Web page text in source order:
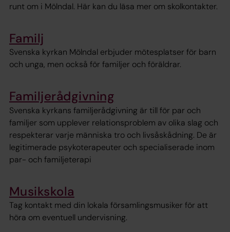
runt om i Mölndal. Här kan du läsa mer om skolkontakter.
Familj
Svenska kyrkan Mölndal erbjuder mötesplatser för barn
och unga, men också för familjer och föräldrar.
Familjerådgivning
Svenska kyrkans familjerådgivning är till för par och
familjer som upplever relationsproblem av olika slag och
respekterar varje människa tro och livsåskådning. De är
legitimerade psykoterapeuter och specialiserade inom
par- och familjeterapi
Musikskola
Tag kontakt med din lokala församlingsmusiker för att
höra om eventuell undervisning.